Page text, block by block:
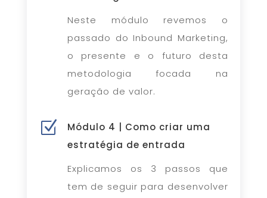
Neste módulo revemos o
passado do Inbound Marketing,
o presente e o futuro desta
metodologia focada na
geração de valor.
Z
Módulo 4 | Como criar uma
estratégia de entrada
Explicamos os 3 passos que
tem de seguir para desenvolver